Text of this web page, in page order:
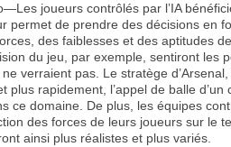
joueurs contrôlés par l’IA
permet de prendre des décisions en
des faiblesses et des aptitudes
du jeu, par exemple, sentiront les
ne verraient pas. Le stratège
plus rapidement, l’appel de balle
ce domaine. De plus, les équipes
des forces de leurs joueurs sur le
ainsi plus réalistes et plus variés.